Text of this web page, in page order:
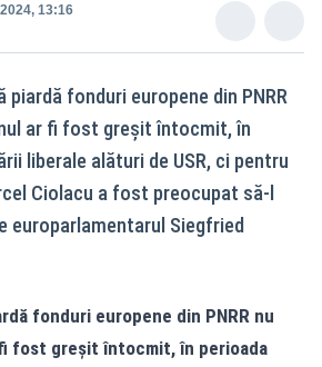
13:16
piardă fonduri europene din PNRR
ar fi fost greșit întocmit, în
liberale alături de USR, ci pentru
Ciolacu a fost preocupat să-l
europarlamentarul Siegfried
fonduri europene din PNRR nu
fost greșit întocmit, în perioada